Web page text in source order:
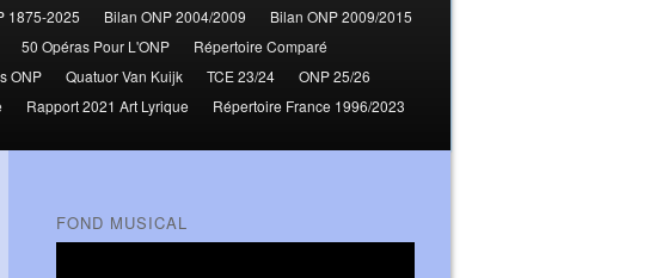
1875-2025 Bilan ONP 2004/2009
Bilan ONP 2009/2015
50 Opéras Pour L'ONP
Répertoire Comparé
ONP Quatuor Van Kuijk TCE 23/24
ONP 25/26
Rapport 2021 Art Lyrique
Répertoire France 1996/2023
FOND MUSICAL